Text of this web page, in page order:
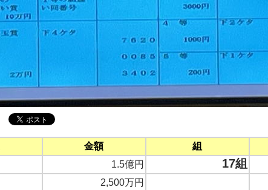
金額 組
1.5億円 17組
2,500万円